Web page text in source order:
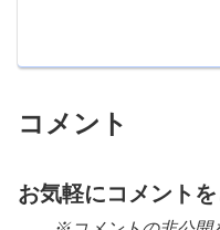
コメント
お気軽にコメント